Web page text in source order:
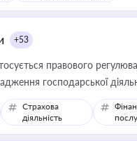
+53
правового
господарської
Страхова
діяльність